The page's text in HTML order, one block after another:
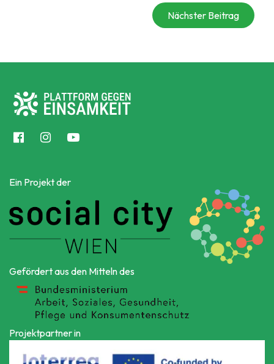
Nächster Beitrag
Ein Projekt der
Gefördert aus den Mitteln des
Projektpartner in